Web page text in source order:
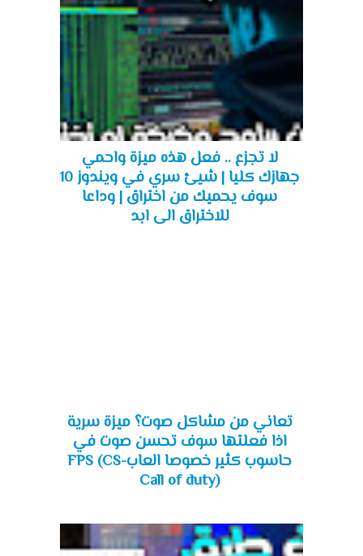
لا تجزع .. فعل هذه ميزة واحمي
جهازك كليا | شيئ سري في ويندوز 10
سوف يحميك من اختراق | وداعا
للاختراق الى ابد
تعاني من مشاكل صوت؟ ميزة سرية
اذا فعلتها سوف تحسن صوت في
حاسوب كثير خصوصا العابFPS (CS-
Call of duty)